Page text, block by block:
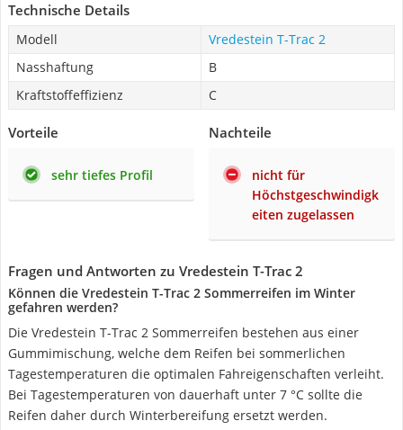
Technische Details
Modell
Vredestein T-Trac 2
Nasshaftung
B
Kraftstoffeffizienz
C
Vorteile
sehr tiefes Profil
Nachteile
nicht für
Höchstgeschwindigk
eiten zugelassen
Fragen und Antworten zu Vredestein T-Trac 2
Können die Vredestein T-Trac 2 Sommerreifen im Winter
gefahren werden?
Die Vredestein T-Trac 2 Sommerreifen bestehen aus einer
Gummimischung, welche dem Reifen bei sommerlichen
Tagestemperaturen die optimalen Fahreigenschaften verleiht.
Bei Tagestemperaturen von dauerhaft unter 7 °C sollte die
Reifen daher durch Winterbereifung ersetzt werden.